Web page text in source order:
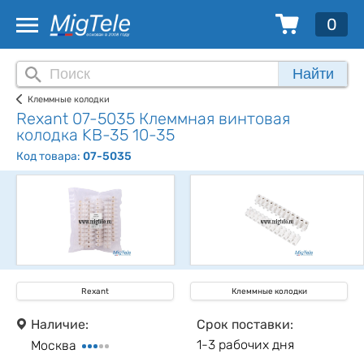
0
Найти
Клеммные колодки
Rexant 07-5035 Клеммная винтовая
колодка KВ-35 10-35
Код товара: 07-5035
Rexant Клеммные колодки
Наличие:
Москва
Срок поставки:
1-3 рабочих дня